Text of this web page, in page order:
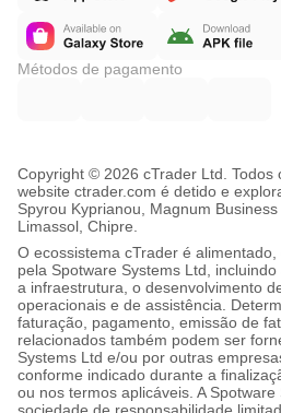
Métodos de pagamento
Copyright © 2026 cTrader Ltd. Todos
website ctrader.com é detido e
Spyrou Kyprianou, Magnum
Limassol, Chipre.
O ecossistema cTrader é
pela Spotware Systems Ltd,
a infraestrutura, o desenvolvimento
operacionais e de assistência.
faturação, pagamento, emissão de
relacionados também podem ser
Systems Ltd e/ou por outras
conforme indicado durante a
ou nos termos aplicáveis. A